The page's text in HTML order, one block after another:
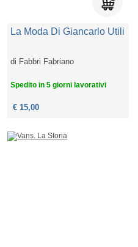
La Moda Di Giancarlo Utili
di Fabbri Fabriano
Spedito in 5 giorni lavorativi
€ 15,00